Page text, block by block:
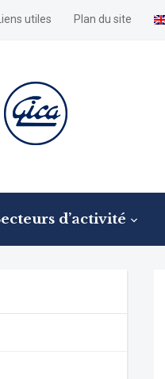
Liens utiles Plan du site
d’activité